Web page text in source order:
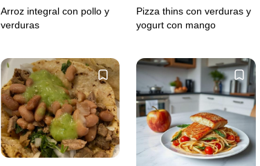
Arroz integral con pollo y
verduras
Pizza thins con verduras y
yogurt con mango